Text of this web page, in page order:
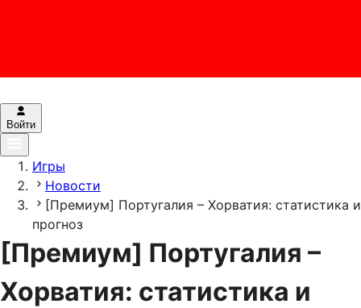
Войти
Игры
Новости
[Премиум] Португалия – Хорватия: статистика и
прогноз
[Премиум] Португалия –
Хорватия: статистика и